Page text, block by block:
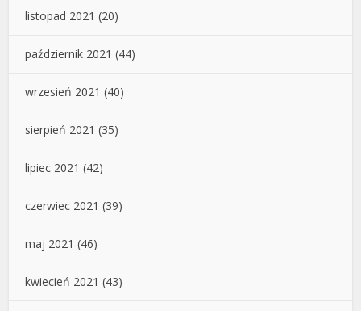
listopad 2021 (20)
październik 2021 (44)
wrzesień 2021 (40)
sierpień 2021 (35)
lipiec 2021 (42)
czerwiec 2021 (39)
maj 2021 (46)
kwiecień 2021 (43)